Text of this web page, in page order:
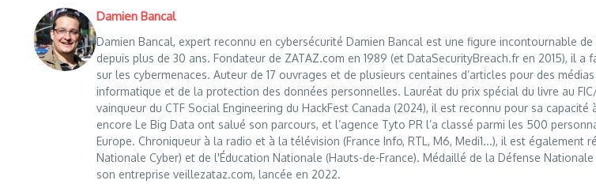
Damien Bancal
Damien Bancal, expert reconnu en cybersécurité Damien Bancal est une figure incontournable
depuis plus de 30 ans. Fondateur de ZATAZ.com en 1989 (et DataSecurityBreach.fr en 2015), il
sur les cybermenaces. Auteur de 17 ouvrages et de plusieurs centaines d’articles pour des
informatique et de la protection des données personnelles. Lauréat du prix spécial du livre au
vainqueur du CTF Social Engineering du HackFest Canada (2024), il est reconnu pour sa
encore Le Big Data ont salué son parcours, et l’agence Tyto PR l’a classé parmi les 500
Europe. Chroniqueur à la radio et à la télévision (France Info, RTL, M6, Medi1...), il est
Nationale Cyber) et de l'Éducation Nationale (Hauts-de-France). Médaillé de la Défense
son entreprise veillezataz.com, lancée en 2022.